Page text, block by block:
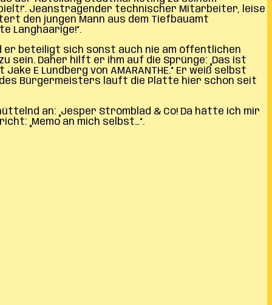
Jeanstragender technischer Mitarbeiter, leise
den jungen Mann aus dem Tiefbauamt
Langhaarige!“.
er beteiligt sich sonst auch nie am öffentlichen
Daher hilft er ihm auf die Sprünge: „Das ist
E Lundberg von AMARANTHE.“ Er weiß selbst
Bürgermeisters läuft die Platte hier schon seit
an: „Jesper Strömblad & Co! Da hätte ich mir
„Memo an mich selbst…“.